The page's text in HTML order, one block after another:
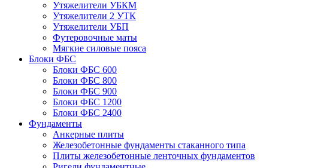
Утяжелители УБКМ
Утяжелители 2 УТК
Утяжелители УБП
Футеровочные маты
Мягкие силовые пояса
Блоки ФБС
Блоки ФБС 600
Блоки ФБС 800
Блоки ФБС 900
Блоки ФБС 1200
Блоки ФБС 2400
Фундаменты
Анкерные плиты
Железобетонные фундаменты стаканного типа
Плиты железобетонные ленточных фундаментов